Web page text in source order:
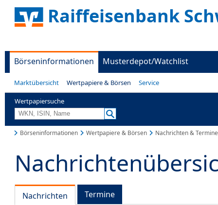
Raiffeisenbank
Börseninformationen Musterdepot/Watchlist
Marktübersicht Wertpapiere & Börsen Service
Wertpapiersuche
Börseninformationen Wertpapiere & Börsen Nachrichten & Termine
Nachrichten Termine